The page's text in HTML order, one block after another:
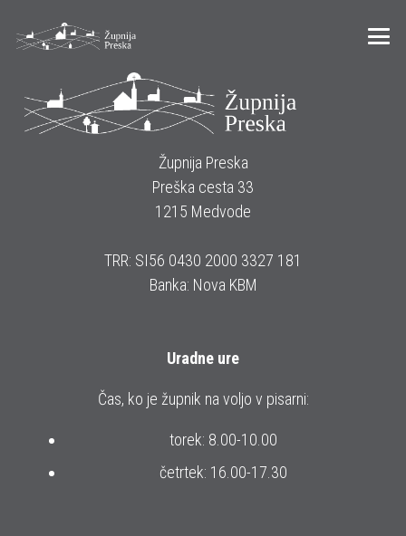
Župnija Preska
Preška cesta 33
1215 Medvode
TRR: SI56 0430 2000 3327 181
Banka: Nova KBM
Uradne ure
Čas, ko je župnik na voljo v pisarni:
torek: 8.00-10.00
četrtek: 16.00-17.30